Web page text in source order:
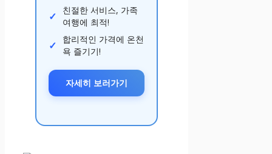
친절한 서비스, 가족
여행에 최적!
합리적인 가격에 온천
욕 즐기기!
자세히 보러가기